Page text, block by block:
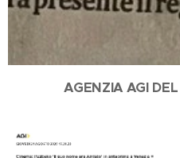
AGENZIA AGI